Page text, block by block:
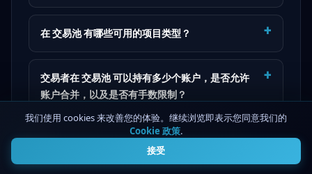
在 交易池 有哪些可用的项目类型？
交易者在 交易池 可以持有多少个账户，是否允许
账户合并，以及是否有手数限制？
在 交易池 是否需要KYC，交易者何时被要求完成
我们使用 cookies 来改善您的体验。继续浏览即表示您同意我们的
Cookie 政策.
接受